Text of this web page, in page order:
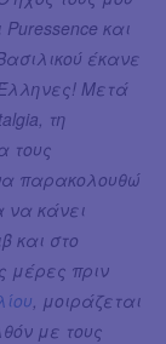
και
έκανε
Μετά
τη
τους
παρακολουθώ
να κάνει
και στο
μέρες πριν
, μοιράζεται
με τους